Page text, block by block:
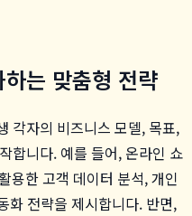
는 맞춤형 전략
각자의 비즈니스 모델, 목표,
합니다. 예를 들어, 온라인 쇼
용한 고객 데이터 분석, 개인
화 전략을 제시합니다. 반면,